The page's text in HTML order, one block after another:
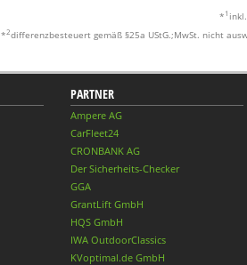
* 1
*2differenzbesteuert gemäß §25a UStG.;MwSt. nicht
PARTNER
Ampere AG
CarFleet24
CRONBANK AG
Der Sicherheits-Checker
GGA
GrantLift GmbH
HQS GmbH
IWA OutdoorClassics
KVoptimal.de GmbH